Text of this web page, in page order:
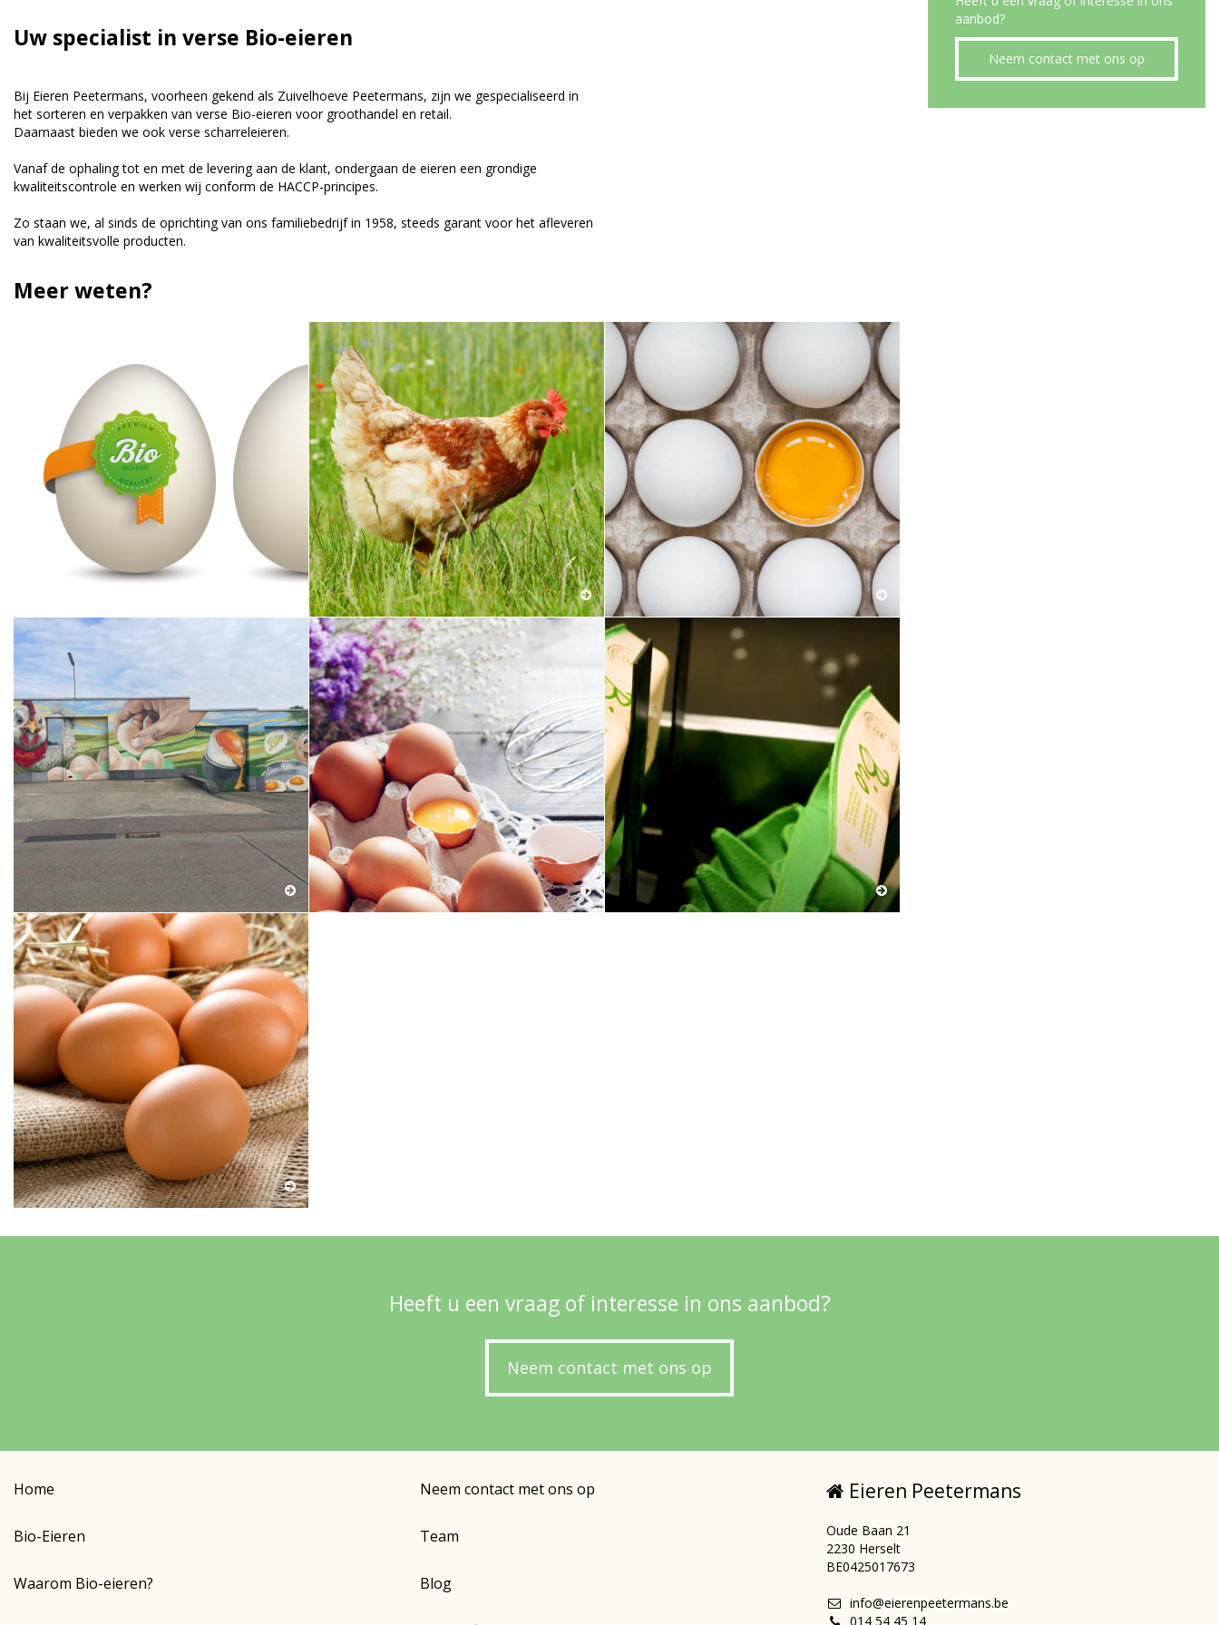
Uw specialist in verse Bio-eieren
Bij Eieren Peetermans, voorheen gekend als Zuivelhoeve Peetermans, zijn we gespecialiseerd in
het sorteren en verpakken van verse Bio-eieren voor groothandel en retail.
Daarnaast bieden we ook verse scharreleieren.
Vanaf de ophaling tot en met de levering aan de klant, ondergaan de eieren een grondige
kwaliteitscontrole en werken wij conform de HACCP-principes.
Zo staan we, al sinds de oprichting van ons familiebedrijf in 1958, steeds garant voor het afleveren
van kwaliteitsvolle producten.
Meer weten?
aanbod?
Neem contact met ons op
Heeft u een vraag of interesse in ons aanbod?
Neem contact met ons op
Home
Bio-Eieren
Waarom Bio-eieren?
Neem contact met ons op
Team
Blog
Eieren Peetermans
Oude Baan 21
2230 Herselt
BE0425017673
info@eierenpeetermans.be
014 54 45 14